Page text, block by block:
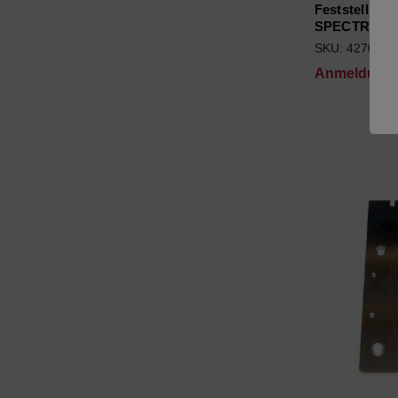
SKU:
Anmeldung